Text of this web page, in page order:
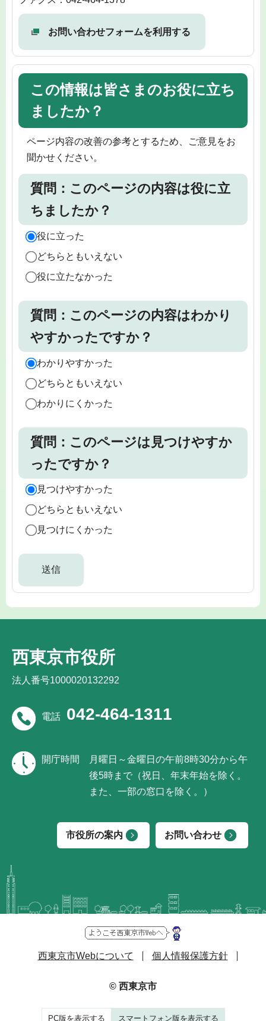
お問い合わせフォームを利用する
この情報は皆さまのお役に立ち
ましたか？
ページ内容の改善の参考とするため、ご意見をお
聞かせください。
質問：このページの内容は役に立
ちましたか？
役に立った
どちらともいえない
役に立たなかった
質問：このページの内容はわかり
やすかったですか？
わかりやすかった
どちらともいえない
わかりにくかった
質問：このページは見つけやすか
ったですか？
見つけやすかった
どちらともいえない
見つけにくかった
西東京市役所
法人番号1000020132292
電話 042-464-1311
開庁時間
月曜日～金曜日の午前8時30分から午
後5時まで（祝日、年末年始を除く。
また、一部の窓口を除く。）
市役所の案内 お問い合わせ
西東京市Webについて 個人情報保護方針
© 西東京市
PC版を表示する スマートフォン版を表示する